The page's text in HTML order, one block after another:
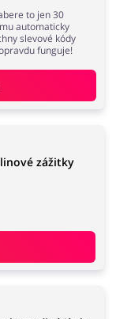
zážitky
to jen 30
automaticky
slevové kódy
funguje!